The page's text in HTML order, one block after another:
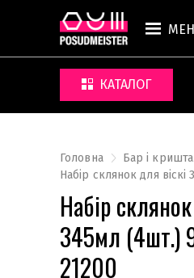
КАТАЛОГ
Головна Бар і
Набір склянок для
Набір
345мл (4шт.)
21200